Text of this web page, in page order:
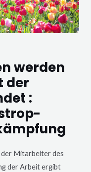
werden
der
:
der Mitarbeiter des
der Arbeit ergibt